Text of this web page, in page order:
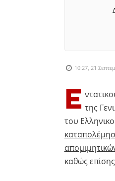
10:27, 21
Ε της
του
καθώς